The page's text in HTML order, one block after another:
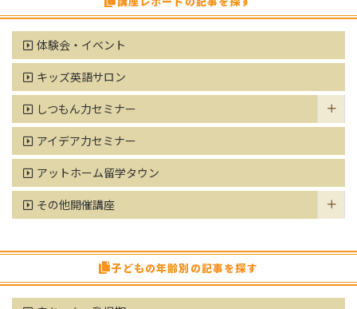
体験会・イベント
キッズ英語サロン
しつもん力セミナー
アイデア力セミナー
アットホーム留学タウン
その他開催講座
子どもの年齢別の記事を探す